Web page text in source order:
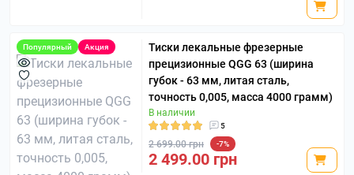
Популярный Акция
Тиски лекальные фрезерные
прецизионные QGG 63 (ширина
губок - 63 мм, литая сталь,
точность 0,005, масса 4000 грамм)
В наличии
5
2 699.00 грн -7%
2 499.00 грн